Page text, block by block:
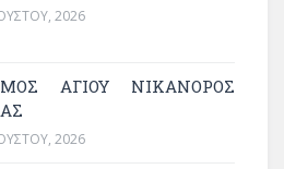
2026
ΑΓΙΟΥ ΝΙΚΑΝΟΡΟΣ
2026